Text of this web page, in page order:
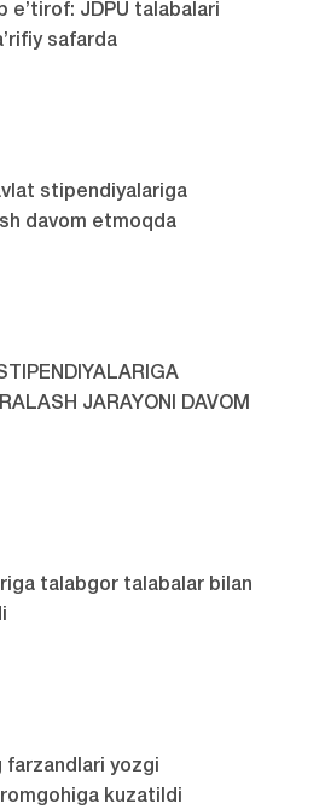
e’tirof: JDPU talabalari
safarda
stipendiyalariga
davom etmoqda
JARAYONI DAVOM
talabgor talabalar bilan
farzandlari yozgi
kuzatildi